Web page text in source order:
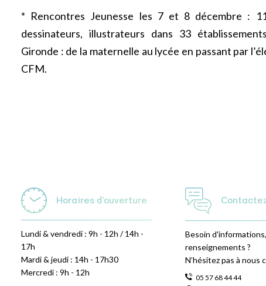
* Rencontres Jeunesse les 7 et 8 décembre :
dessinateurs, illustrateurs dans 33
Gironde : de la maternelle au lycée en passant par
CFM.
Horaires d'ouverture
Lundi & vendredi : 9h - 12h / 14h -
17h
Mardi & jeudi : 14h - 17h30
Mercredi : 9h - 12h
Besoin
renseignements ?
N’hésitez pas à nous
05 57 68 44 44